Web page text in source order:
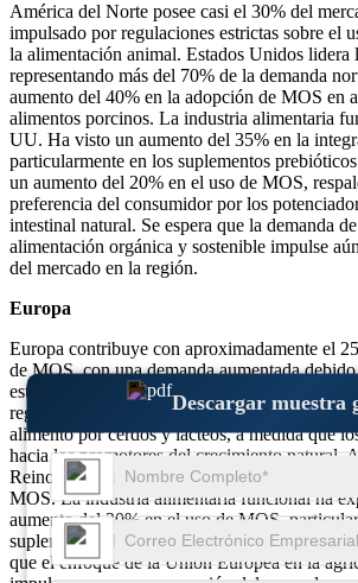
Descargar muestra
América del Norte posee casi el 30% del
impulsado por regulaciones estrictas sobre el
la alimentación animal. Estados Unidos lidera
representando más del 70% de la demanda
aumento del 40% en la adopción de MOS en
alimentos porcinos. La industria alimentaria
UU. Ha visto un aumento del 35% en la
particularmente en los suplementos
un aumento del 20% en el uso de MOS,
preferencia del consumidor por los
intestinal natural. Se espera que la demanda
alimentación orgánica y sostenible impulse
del mercado en la región.
Europa
Europa contribuye con aproximadamente el
de MOS, con una demanda aumentada
estrictas sobre alimentación de ganado libre
región ha visto un aumento del 45% en la
alimento por cerdos y lácteos, a medida que
hacia los promotores del crecimiento natural.
Reino Unido representan más del 60% del
MOS. La industria alimentaria funcional ha
aumento del 30% en el uso de MOS,
suplementos de salud intestinal y alternativas
que el enfoque de la Unión Europea en la